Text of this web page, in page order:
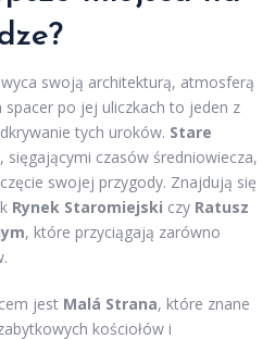
swoją architekturą, atmosferą
po jej uliczkach to jeden z
tych uroków. Stare
sięgającymi czasów średniowiecza,
swojej przygody. Znajdują się
Rynek Staromiejski czy Ratusz
, które przyciągają zarówno
jest Malá Strana, które znane
kościołów i